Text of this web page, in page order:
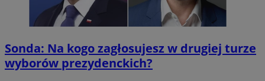
Sonda: Na kogo zagłosujesz w drugiej turze
wyborów prezydenckich?